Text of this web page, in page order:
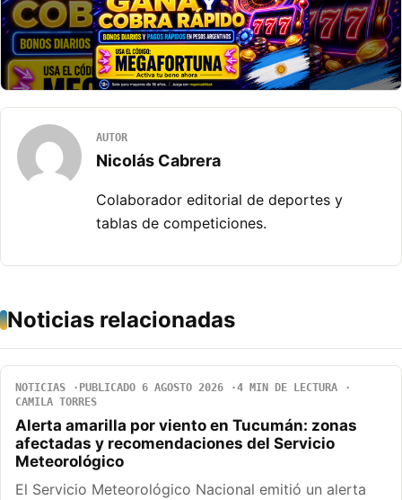
AUTOR
Nicolás Cabrera
Colaborador editorial de deportes y
tablas de competiciones.
Noticias relacionadas
NOTICIAS PUBLICADO 6 AGOSTO 2026
4 MIN DE LECTURA
CAMILA TORRES
Alerta amarilla por viento en Tucumán: zonas
afectadas y recomendaciones del Servicio
Meteorológico
El Servicio Meteorológico Nacional emitió un alerta